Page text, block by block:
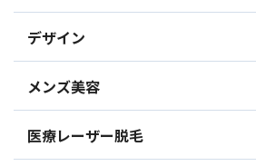
デザイン
メンズ美容
医療レーザー脱毛